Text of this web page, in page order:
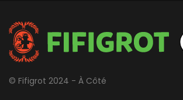
© Fifigrot 2024 - À Côté